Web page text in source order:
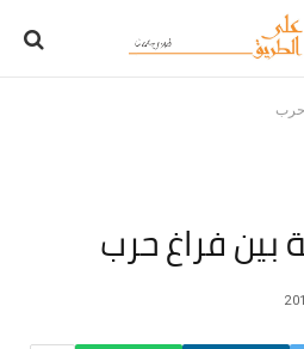
حرب
بين فراغ حرب